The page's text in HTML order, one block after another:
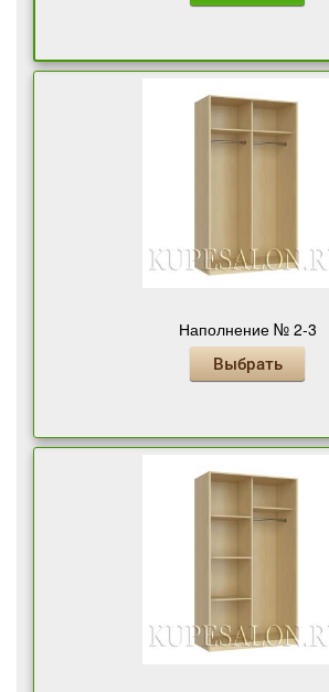
Наполнение № 2-3
Выбрать